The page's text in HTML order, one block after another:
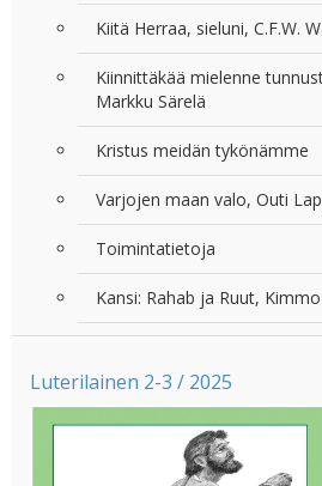
Kiitä Herraa, sieluni, C.F.W.
Kiinnittäkää mielenne
Markku Särelä
Kristus meidän tykönämme
Varjojen maan valo, Outi
Toimintatietoja
Kansi: Rahab ja Ruut,
Luterilainen 2-3 / 2025